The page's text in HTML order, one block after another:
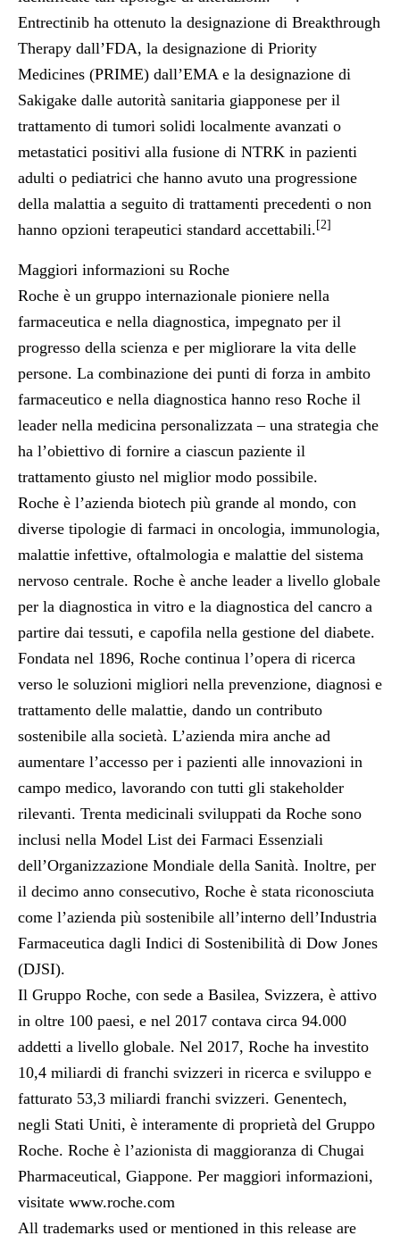
Entrectinib ha ottenuto la designazione di Breakthrough
Therapy dall’FDA, la designazione di Priority
Medicines (PRIME) dall’EMA e la designazione di
Sakigake dalle autorità sanitaria giapponese per il
trattamento di tumori solidi localmente avanzati o
metastatici positivi alla fusione di NTRK in pazienti
adulti o pediatrici che hanno avuto una progressione
della malattia a seguito di trattamenti precedenti o non
hanno opzioni terapeutici standard accettabili.[2]
Maggiori informazioni su Roche
Roche è un gruppo internazionale pioniere nella
farmaceutica e nella diagnostica, impegnato per il
progresso della scienza e per migliorare la vita delle
persone. La combinazione dei punti di forza in ambito
farmaceutico e nella diagnostica hanno reso Roche il
leader nella medicina personalizzata – una strategia che
ha l’obiettivo di fornire a ciascun paziente il
trattamento giusto nel miglior modo possibile.
Roche è l’azienda biotech più grande al mondo, con
diverse tipologie di farmaci in oncologia, immunologia,
malattie infettive, oftalmologia e malattie del sistema
nervoso centrale. Roche è anche leader a livello globale
per la diagnostica in vitro e la diagnostica del cancro a
partire dai tessuti, e capofila nella gestione del diabete.
Fondata nel 1896, Roche continua l’opera di ricerca
verso le soluzioni migliori nella prevenzione, diagnosi e
trattamento delle malattie, dando un contributo
sostenibile alla società. L’azienda mira anche ad
aumentare l’accesso per i pazienti alle innovazioni in
campo medico, lavorando con tutti gli stakeholder
rilevanti. Trenta medicinali sviluppati da Roche sono
inclusi nella Model List dei Farmaci Essenziali
dell’Organizzazione Mondiale della Sanità. Inoltre, per
il decimo anno consecutivo, Roche è stata riconosciuta
come l’azienda più sostenibile all’interno dell’Industria
Farmaceutica dagli Indici di Sostenibilità di Dow Jones
(DJSI).
Il Gruppo Roche, con sede a Basilea, Svizzera, è attivo
in oltre 100 paesi, e nel 2017 contava circa 94.000
addetti a livello globale. Nel 2017, Roche ha investito
10,4 miliardi di franchi svizzeri in ricerca e sviluppo e
fatturato 53,3 miliardi franchi svizzeri. Genentech,
negli Stati Uniti, è interamente di proprietà del Gruppo
Roche. Roche è l’azionista di maggioranza di Chugai
Pharmaceutical, Giappone. Per maggiori informazioni,
visitate www.roche.com
All trademarks used or mentioned in this release are